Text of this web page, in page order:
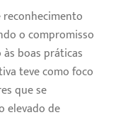
o compromisso
boas práticas
teve como foco
que se
elevado de